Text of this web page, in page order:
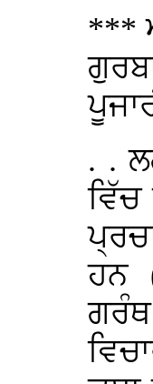
***
. .
ਵਿੱਚ
ਹਨ